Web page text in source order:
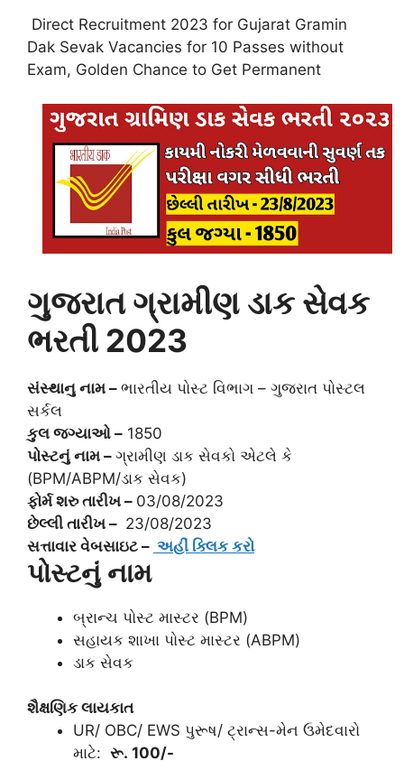
Direct Recruitment 2023 for Gujarat Gramin
Dak Sevak Vacancies for 10 Passes without
Exam, Golden Chance to Get Permanent
ગુજરાત ગ્રામીણ ડાક સેવક
ભરતી 2023
સંસ્થાનુ નામ – ભારતીય પોસ્ટ વિભાગ – ગુજરાત પોસ્ટલ
સર્કલ
કુલ જગ્યાઓ – 1850
પોસ્ટનું નામ – ગ્રામીણ ડાક સેવકો એટલે કે
(BPM/ABPM/ડાક સેવક)
ફોર્મ શરુ તારીખ – 03/08/2023
છેલ્લી તારીખ – 23/08/2023
સત્તાવાર વેબસાઇટ – અહીં ક્લિક કરો
પોસ્ટનું નામ
બ્રાન્ચ પોસ્ટ માસ્ટર (BPM)
સહાયક શાખા પોસ્ટ માસ્ટર (ABPM)
ડાક સેવક
શૈક્ષણિક લાયકાત
UR/ OBC/ EWS પુરૂષ/ ટ્રાન્સ-મેન ઉમેદવારો
માટે: રૂ. 100/-